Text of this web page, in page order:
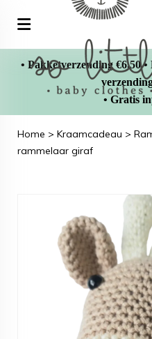
• Pakketverzending €6,50
• Gratis
Home > Kraamcadeau >
rammelaar giraf